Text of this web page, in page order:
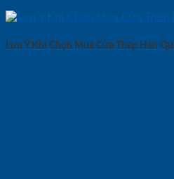
Lưu Ý Khi Chọn Mua Cửa Thép Hàn